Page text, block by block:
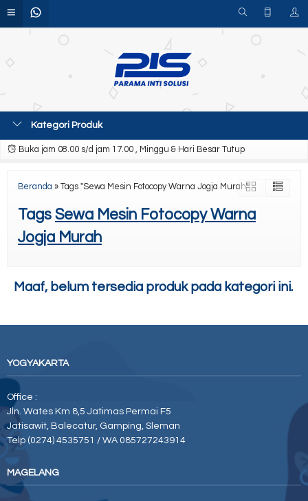
Kategori Produk
Buka jam 08.00 s/d jam 17.00 , Minggu & Hari Besar Tutup
Beranda » Tags "Sewa Mesin Fotocopy Warna Jogja Murah"
Tags Sewa Mesin Fotocopy Warna
Jogja Murah
Maaf, belum tersedia produk pada kategori ini.
YOGYAKARTA
Office :
Jln. Wates Km 8,5 Jatimas Permai F5
Jatisawit, Balecatur, Gamping, Sleman
Telp (0274) 4535751 / WA 085727243914
MAGELANG